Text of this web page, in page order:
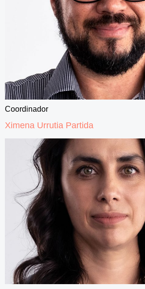
Coordinador
Ximena Urrutia Partida